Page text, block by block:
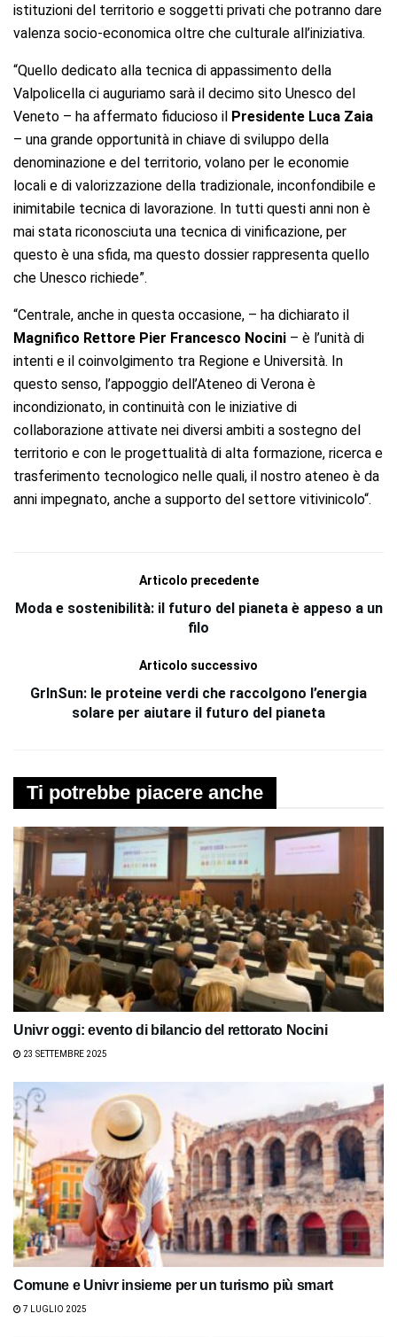
istituzioni del territorio e soggetti privati che potranno dare
valenza socio-economica oltre che culturale all’iniziativa.
“Quello dedicato alla tecnica di appassimento della
Valpolicella ci auguriamo sarà il decimo sito Unesco del
Veneto – ha affermato fiducioso il Presidente Luca Zaia
– una grande opportunità in chiave di sviluppo della
denominazione e del territorio, volano per le economie
locali e di valorizzazione della tradizionale, inconfondibile e
inimitabile tecnica di lavorazione. In tutti questi anni non è
mai stata riconosciuta una tecnica di vinificazione, per
questo è una sfida, ma questo dossier rappresenta quello
che Unesco richiede”.
“Centrale, anche in questa occasione, – ha dichiarato il
Magnifico Rettore Pier Francesco Nocini – è l’unità di
intenti e il coinvolgimento tra Regione e Università. In
questo senso, l’appoggio dell’Ateneo di Verona è
incondizionato, in continuità con le iniziative di
collaborazione attivate nei diversi ambiti a sostegno del
territorio e con le progettualità di alta formazione, ricerca e
trasferimento tecnologico nelle quali, il nostro ateneo è da
anni impegnato, anche a supporto del settore vitivinicolo“.
Articolo precedente
Moda e sostenibilità: il futuro del pianeta è appeso a un
filo
Articolo successivo
GrInSun: le proteine verdi che raccolgono l’energia
solare per aiutare il futuro del pianeta
Ti potrebbe piacere anche
Univr oggi: evento di bilancio del rettorato Nocini
23 SETTEMBRE 2025
Comune e Univr insieme per un turismo più smart
7 LUGLIO 2025